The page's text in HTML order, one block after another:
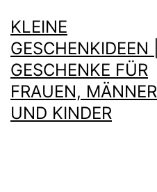
Inhalt
springen
KLEINE
GESCHENKIDEEN |
GESCHENKE FÜR
FRAUEN, MÄNNER
UND KINDER